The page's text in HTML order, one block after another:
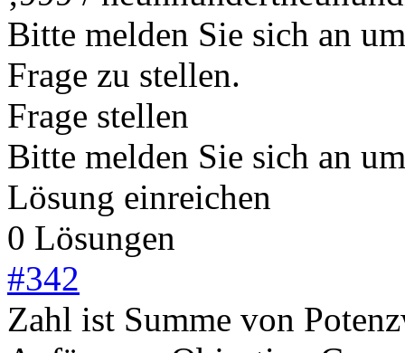
Bitte melden Sie sich an
Frage zu stellen.
Frage stellen
Bitte melden Sie sich an
Lösung einreichen
0 Lösungen
#342
Zahl ist Summe von